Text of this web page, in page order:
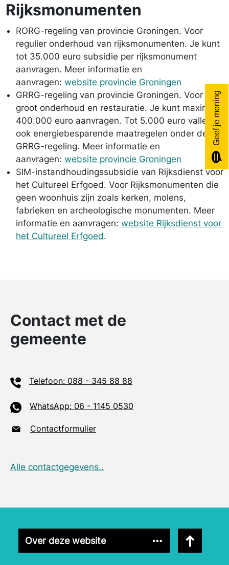
Rijksmonumenten
RORG-regeling van provincie Groningen. Voor
regulier onderhoud van rijksmonumenten. Je kunt
tot 35.000 euro subsidie per rijksmonument
aanvragen. Meer informatie en
aanvragen: website provincie Groningen
GRRG-regeling van provincie Groningen. Voor
groot onderhoud en restauratie. Je kunt maximaal
400.000 euro aanvragen. Tot 5.000 euro vallen
ook energiebesparende maatregelen onder de
GRRG-regeling. Meer informatie en
aanvragen: website provincie Groningen
SIM-instandhoudingssubsidie van Rijksdienst voor
het Cultureel Erfgoed. Voor Rijksmonumenten die
geen woonhuis zijn zoals kerken, molens,
fabrieken en archeologische monumenten. Meer
informatie en aanvragen: website Rijksdienst voor
het Cultureel Erfgoed.
Contact met de
gemeente
Telefoon: 088 - 345 88 88
WhatsApp: 06 - 1145 0530
Contactformulier
Alle contactgegevens..
Over deze website
Naar
Geef je mening